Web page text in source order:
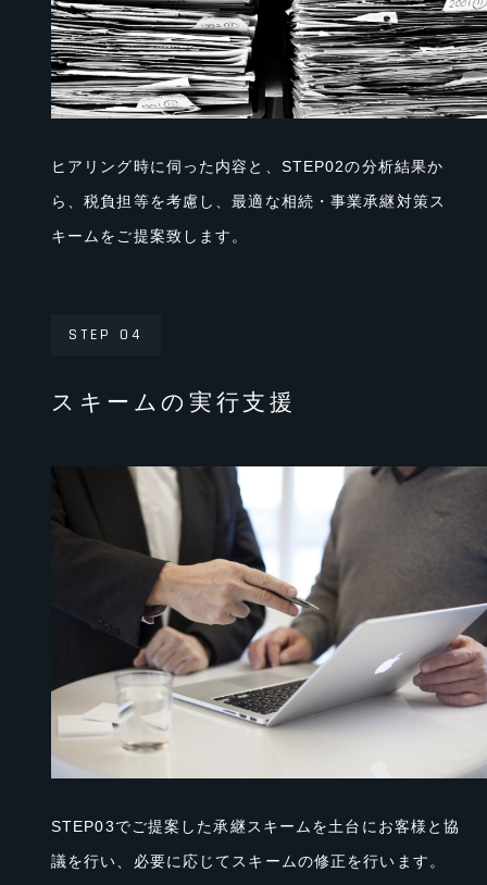
ヒアリング時に伺った内容と、STEP02の分析結果か
ら、税負担等を考慮し、最適な相続・事業承継対策ス
キームをご提案致します。
STEP 04
スキームの実行支援
STEP03でご提案した承継スキームを土台にお客様と協
議を行い、必要に応じてスキームの修正を行います。